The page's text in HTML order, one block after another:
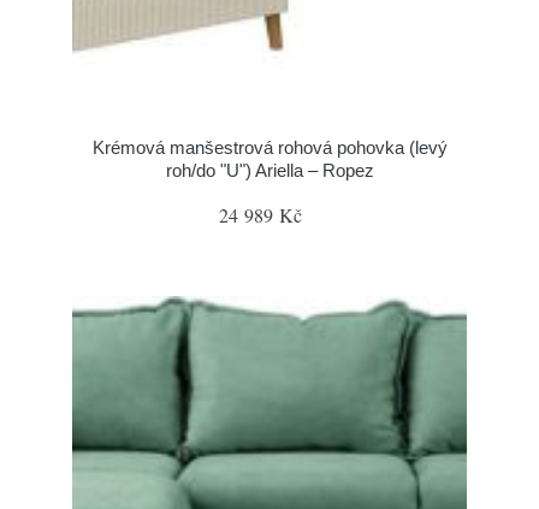
Krémová manšestrová rohová pohovka (levý
roh/do "U") Ariella – Ropez
24 989 Kč